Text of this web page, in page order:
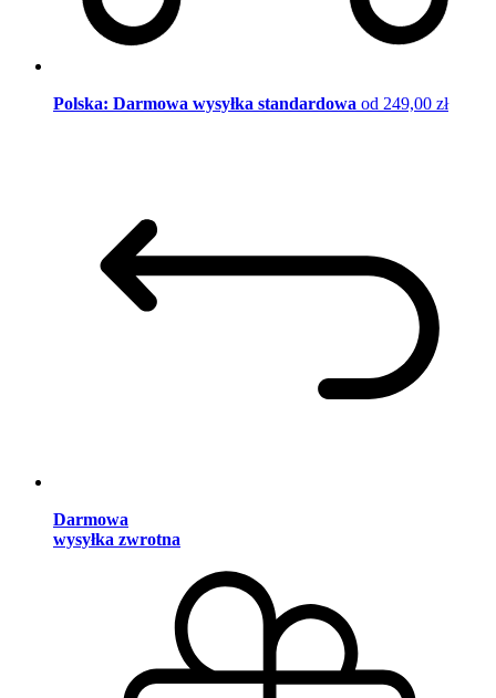
Polska: Darmowa wysyłka standardowa od 249,00 zł
Darmowa
wysyłka zwrotna